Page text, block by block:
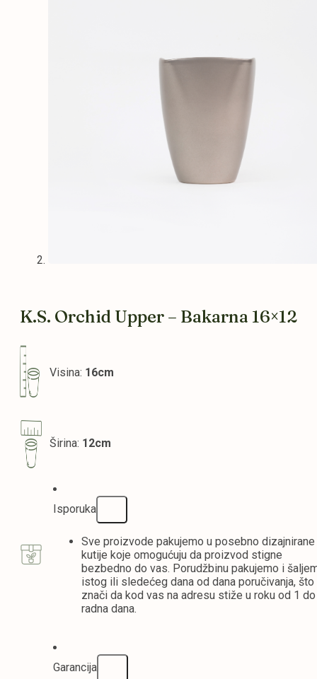
K.S. Orchid Upper – Bakarna 16×12
Visina: 16cm
Širina: 12cm
Isporuka
Sve proizvode pakujemo u posebno dizajnirane
kutije koje omogućuju da proizvod stigne
bezbedno do vas. Porudžbinu pakujemo i
istog ili sledećeg dana od dana poručivanja, što
znači da kod vas na adresu stiže u roku od 1
radna dana.
Garancija